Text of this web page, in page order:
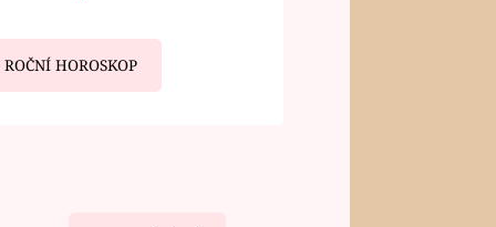
ROČNÍ HOROSKOP